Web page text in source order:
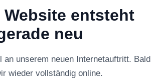
Website entsteht
neu
an unserem neuen Internetauftritt. Bald
wieder vollständig online.